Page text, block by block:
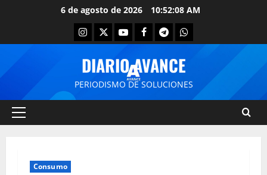
6 de agosto de 2026 10:52:09 AM
DIARIO AVANCE
PERIODISMO DE SOLUCIONES
Consumo